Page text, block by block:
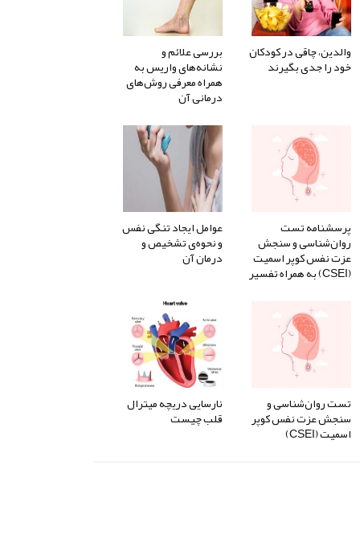
والدین، چاقی در کودکان
خود را جدی بگیرند
بررسی علائم و
نشانه‌های واریس به
همراه معرفی روش‌های
درمانی آن
پرسشنامه تست
روان‌شناسی و سنجش
عزت نفس کوپر اسمیت
(CSEI) به همراه تفسیر
عوامل ایجاد تنگی نفس
و نحوه‌ی تشخیص و
درمان آن
تست روان‌شناسی و
سنجش عزت نفس کوپر
اسمیت (CSEI)
نارسایی دریچه میترال
قلب چیست